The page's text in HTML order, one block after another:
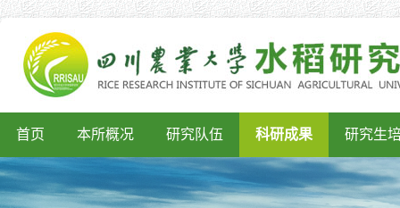
首页 本所概况 研究队伍 科研成果 研究生